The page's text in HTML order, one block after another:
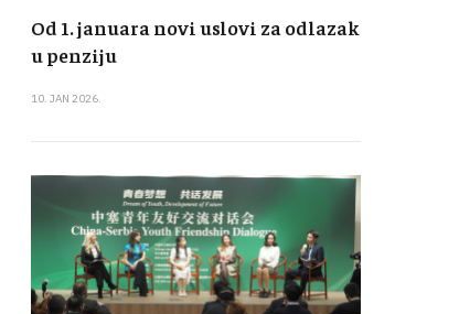
Od 1. januara novi uslovi za odlazak
u penziju
10. JAN 2026.